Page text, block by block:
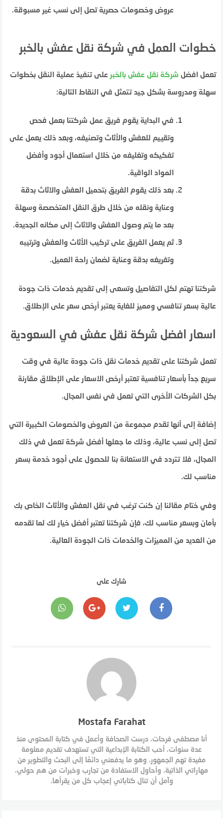
عروض وخصومات حصرية تصل إلى نسب غير مسبوقة.
خطوات العمل في شركة نقل عفش بالخبر
تعمل افضل شركة نقل عفش بالخبر على تنفيذ عملية النقل بخطوات
سهلة ومدروسة بشكل جيد تتمثل في النقاط التالية:
في البداية يقوم فريق عمل شركتنا بعمل فحص
وتقييم للعفش والأثاث وتصنيفه، وبعد ذلك يعمل على
تفكيكه وتغليفه من خلال استعمال أجود وأفضل
المواد الواقية.
بعد ذلك يقوم الفريق بتحميل العفش والاثاث بدقة
وعناية ونقله من خلال طرق النقل المتخصصة وسهلة
بعد ما يتم وصول العفش والاثاث إلى مكانه الجديدة.
ثم يعمل الفريق على تركيب الأثاث والعفش وترتيبه
وتفريغه بدقة وعناية لضمان راحة العميل.
شركتنا تهتم لكل التفاصيل وتسعى إلى تقديم خدمات ذات جودة
عالية بسعر تنافسي ومميز للغاية يعتبر أرخص سعر على الإطلاق.
اسعار افضل شركة نقل عفش في السعودية
تعمل شركتنا على تقديم خدمات نقل ذات جودة عالية في وقت
سريع جداً بأسعار تنافسية تعتبر أرخص الاسعار على الإطلاق مقارنة
بكل الشركات الأخرى التي تعمل في نفس المجال.
إضافة إلى أنها تقدم مجموعة من العروض والخصومات الكبيرة التي
تصل إلى نسب عالية، وذلك ما جعلها أفضل شركة تعمل في ذلك
المجال، فلا تتردد في الاستعانة بنا للحصول على أجود خدمة بسعر
مناسب لك.
وفي ختام مقالنا إن كنت ترغب في نقل العفش والأثاث الخاص بك
بأمان وبسعر مناسب لك، فإن شركتنا تعتبر أفضل خيار لك لما تقدمه
من العديد من المميزات والخدمات ذات الجودة العالية.
شارك على
Mostafa Farahat
أنا مصطفى فرحات، درست الصحافة وأعمل في كتابة المحتوى منذ
عدة سنوات، أحب الكتابة الإبداعية التي تستهدف تقديم معلومة
مفيدة تهم الجمهور، وهو ما يدفعني دائمًا إلى البحث والتطوير من
مهاراتي الذاتية، وأحاول الاستفادة من تجارب وخبرات من هم حولي،
وآمل أن تنال كتاباتي إعجاب كل من يقرأها.